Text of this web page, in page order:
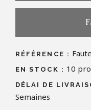
RÉFÉRENCE :
EN STOCK : 10
DÉLAI DE
Semaines